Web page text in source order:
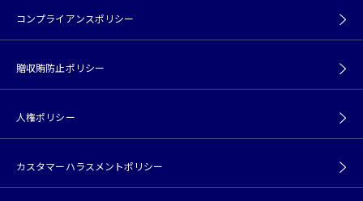
コンプライアンスポリシー
贈収賄防止ポリシー
人権ポリシー
カスタマーハラスメントポリシー